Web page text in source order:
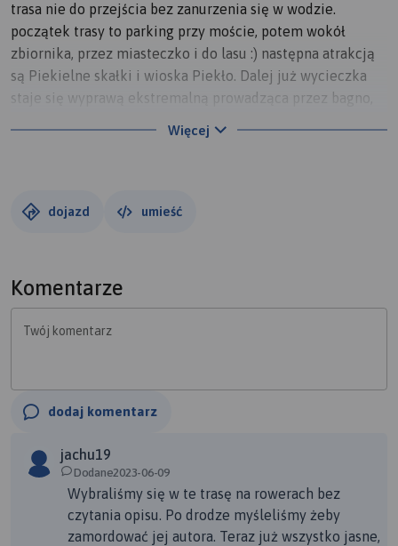
trasa nie do przejścia bez zanurzenia się w wodzie.
początek trasy to parking przy moście, potem wokół
zbiornika, przez miasteczko i do lasu :) następna atrakcją
są Piekielne skałki i wioska Piekło. Dalej już wycieczka
staje się wyprawą ekstremalną prowadząca przez bagno,
Więcej
dojazd umieść
Komentarze
Twój komentarz
dodaj komentarz
jachu19
Dodane2023-06-09
Wybraliśmy się w te trasę na rowerach bez
czytania opisu. Po drodze myśleliśmy żeby
zamordować jej autora. Teraz już wszystko jasne,